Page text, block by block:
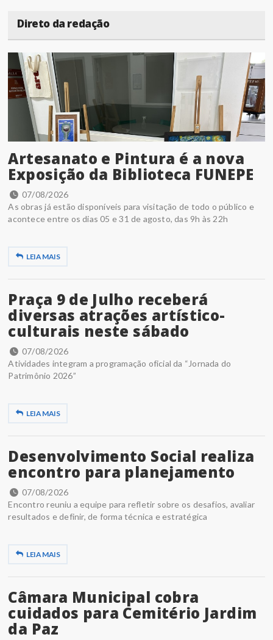
Direto da redação
Artesanato e Pintura é a nova
Exposição da Biblioteca FUNEPE
07/08/2026
As obras já estão disponíveis para visitação de todo o público e
acontece entre os dias 05 e 31 de agosto, das 9h às 22h
LEIA MAIS
Praça 9 de Julho receberá
diversas atrações artístico-
culturais neste sábado
07/08/2026
Atividades integram a programação oficial da “Jornada do
Patrimônio 2026”
LEIA MAIS
Desenvolvimento Social realiza
encontro para planejamento
07/08/2026
Encontro reuniu a equipe para refletir sobre os desafios, avaliar
resultados e definir, de forma técnica e estratégica
LEIA MAIS
Câmara Municipal cobra
cuidados para Cemitério Jardim
da Paz